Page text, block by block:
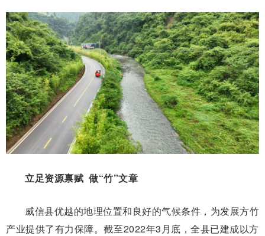
立足资源禀赋 做“竹”文章
威信县优越的地理位置和良好的气候条件，为发展方竹
产业提供了有力保障。截至2022年3月底，全县已建成以方